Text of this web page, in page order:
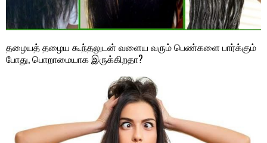
தழையத் தழைய கூந்தலுடன் வளைய வரும் பெண்களை பார்க்கும்
போது, பொறாமையாக இருக்கிறதா?